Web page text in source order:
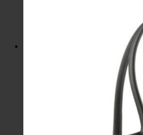
Hrnčeky a poháre s
Darčekové poukážky
Mikiny a svetre
Nohavice a tepláky
Spodné prádlo
Pánske doplnky